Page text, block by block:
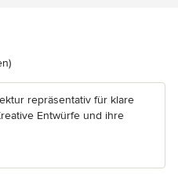
von 5 Sternen
repräsentativ für klare
Entwürfe und ihre